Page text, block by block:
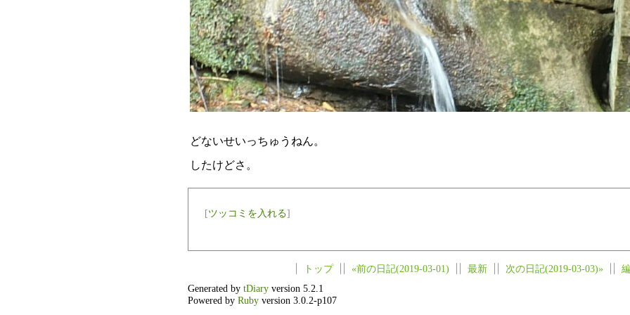
どないせいっちゅうねん。
したけどさ。
[ツッコミを入れる]
トップ «前の日記(2019-03-01) 最新 次の日記(2019-03-03)»
Generated by tDiary version 5.2.1
Powered by Ruby version 3.0.2-p107